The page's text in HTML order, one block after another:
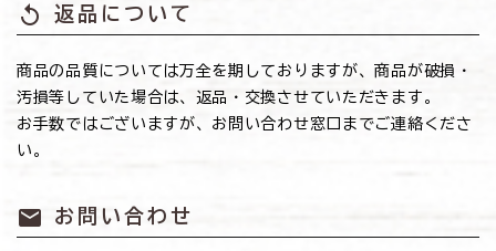
replay 返品について
商品の品質については万全を期しておりますが、商品が破損・
汚損等していた場合は、返品・交換させていただきます。
お手数ではございますが、お問い合わせ窓口までご連絡くださ
い。
mail お問い合わせ